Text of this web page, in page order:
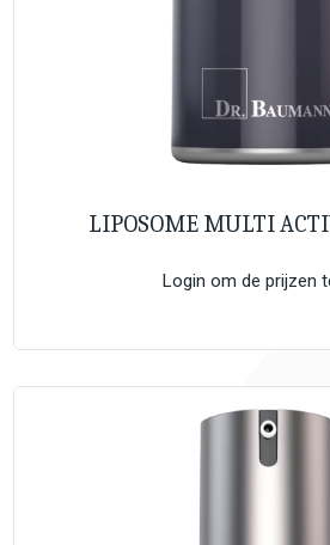
LIPOSOME MULTI
Login om de prijzen